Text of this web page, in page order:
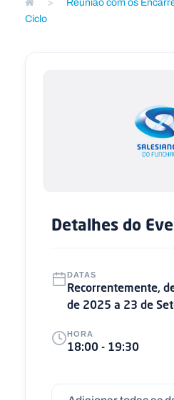
Ciclo
Detalhes do
DATAS
Recorrentemente,
de 2025 a 23 de
HORA
18:00 - 19:30